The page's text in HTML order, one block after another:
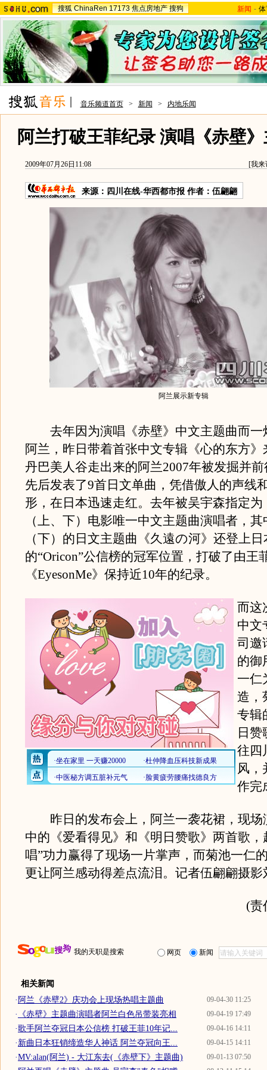
搜狐 ChinaRen 17173 焦点房地产 搜狗 新闻 -
音乐频道首页 > 新闻 > 内地乐闻
阿兰打破王菲纪录 演唱《赤壁
2009年07月26日11:08 [我来
来源： 四川在线-华西都市报作者：伍翩翩
阿兰展示新专辑
去年因为演唱《赤壁》中文主题曲而一
阿兰，昨日带着首张中文专辑《心的东方
丹巴美人谷走出来的阿兰2007年被发掘并
先后发表了9首日文单曲，凭借傲人的声线
形，在日本迅速走红。去年被吴宇森指定为
（上、下）电影唯一中文主题曲演唱者，
（下）的日文主题曲《久遠の河》还登上
的“Oricon”公信榜的冠军位置，打破了由王
《EyesonMe》保持近10年的纪录。
而这
中文
司邀
的御
一仁
造，
专辑
日赞
往四
风，
作完
昨日的发布会上，阿兰一袭花裙，现场
中的《爱看得见》和《明日赞歌》两首歌，
唱”功力赢得了现场一片掌声，而菊池一仁
更让阿兰感动得差点流泪。记者伍翩翩摄影
(责
我的天职是搜索 网页 新闻
相关新闻
09-04-30 11:25
· 阿兰《赤壁2》庆功会上现场热唱主题曲
09-04-19 17:49
· 《赤壁》主题曲演唱者阿兰白色吊带装亮相
09-04-16 14:11
·歌手阿兰夺冠日本公信榜 打破王菲10年记...
09-04-15 14:11
·新曲日本狂销缔造华人神话 阿兰夺冠向王...
09-01-13 07:50
·MV:alan(阿兰) - 大江东去(《赤壁下》主题曲)